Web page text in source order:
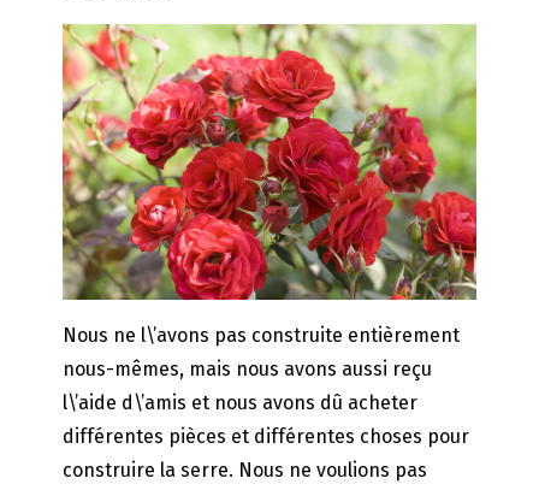
Nous ne l\’avons pas construite entièrement
nous-mêmes, mais nous avons aussi reçu
l\’aide d\’amis et nous avons dû acheter
différentes pièces et différentes choses pour
construire la serre. Nous ne voulions pas